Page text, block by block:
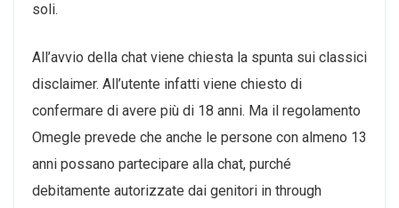
soli.
All’avvio della chat viene chiesta la spunta sui classici
disclaimer. All’utente infatti viene chiesto di
confermare di avere più di 18 anni. Ma il regolamento
Omegle prevede che anche le persone con almeno 13
anni possano partecipare alla chat, purché
debitamente autorizzate dai genitori in through